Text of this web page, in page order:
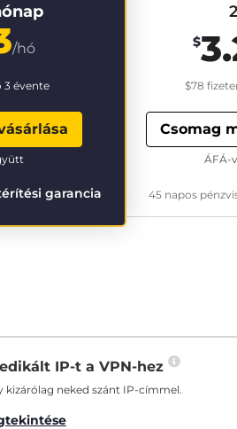
/hó
3 évente
garancia
$
$78
Csomag
45 napos
ÁFÁ-
IP-t a VPN-hez
kizárólag neked szánt IP-címmel.